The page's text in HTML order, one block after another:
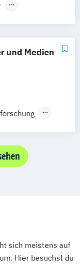
und Medien
sich meistens auf
Hier besuchst du